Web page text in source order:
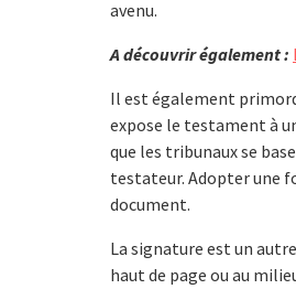
avenu.
A découvrir également :
Il est également
expose le testament à
que les tribunaux se
testateur. Adopter une
document.
La signature est un
haut de page ou au